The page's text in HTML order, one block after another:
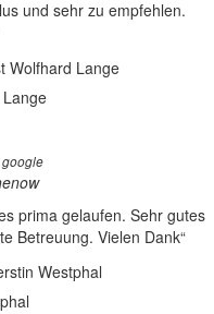
und sehr zu empfehlen.
google
prima gelaufen. Sehr gutes
Betreuung. Vielen Dank“